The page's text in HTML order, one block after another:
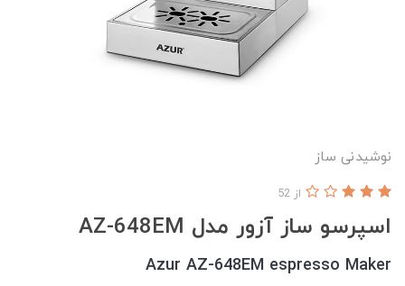
نوشیدنی ساز
اسپرسو ساز آزور مدل AZ-648EM
از 52
Azur AZ-648EM espresso Maker